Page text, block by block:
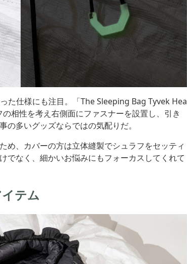
た仕様にも注目。「The Sleeping Bag Tyvek Hea
相性を考え右側面にファスナーを設置し、引き
多いグッズならではの気配りだ。
め、カバーの方は立体縫製でシュラフをセッティ
でなく、細かいお悩みにもフォーカスしてくれて
テム